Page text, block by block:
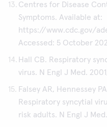
Centres for Disease
Symptoms. Available at:
https://www.cdc.gov/
Accessed: 5 October
Hall CB. Respiratory
virus. N Engl J Med.
Falsey AR, Hennessey
Respiratory syncytial
risk adults. N Engl J